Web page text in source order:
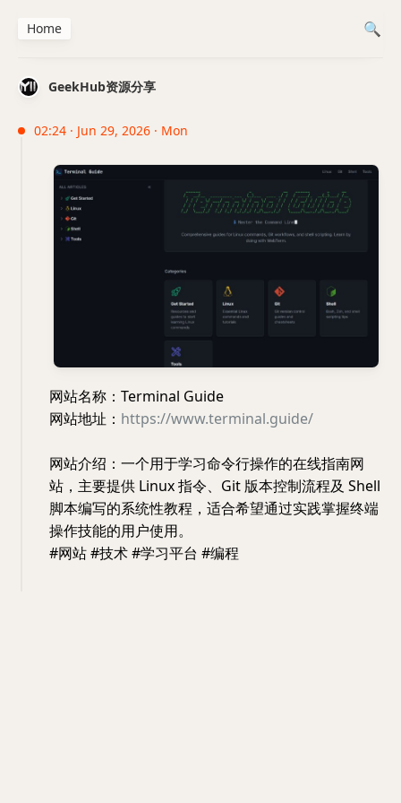
GeekHub资源分享
02:24 · Jun 29, 2026 · Mon
网站名称：Terminal Guide
网站地址： https://www.terminal.guide/
网站介绍：一个用于学习命令行操作的在线指南网
站，主要提供 Linux 指令、Git 版本控制流程及 Shell
脚本编写的系统性教程，适合希望通过实践掌握终端
操作技能的用户使用。
#网站 #技术 #学习平台 #编程
Home